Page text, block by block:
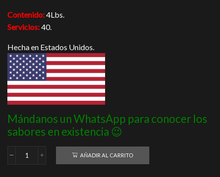
Contenido:4Lbs.
Servicios:40.
Hecha en Estados Unidos.
Mándanos un WhatsApp para conocer los
sabores en existencia 😉
King
AÑADIR AL CARRITO